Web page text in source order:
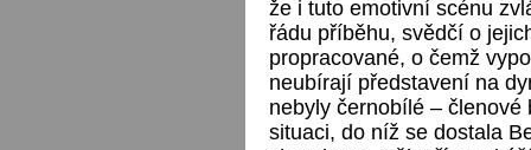
že i tuto emotivní scénu
řádu příběhu, svědčí o
propracované, o čemž
neubírají představení na
nebyly černobílé –
situaci, do níž se dostala